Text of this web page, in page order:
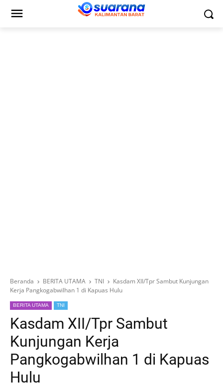
Beranda BERITA UTAMA TNI
Kasdam XII/Tpr Sambut Kunjungan
Kerja Pangkogabwilhan 1 di Kapuas Hulu
BERITA UTAMA TNI
Kasdam XII/Tpr Sambut
Kunjungan Kerja
Pangkogabwilhan 1 di Kapuas
Hulu